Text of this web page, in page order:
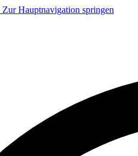
Zur Hauptnavigation springen